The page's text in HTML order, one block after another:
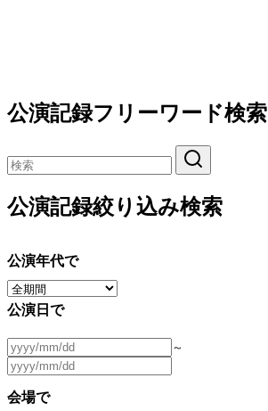
公演記録フリーワード検索
公演記録絞り込み検索
公演年代で
公演日で
～
会場で